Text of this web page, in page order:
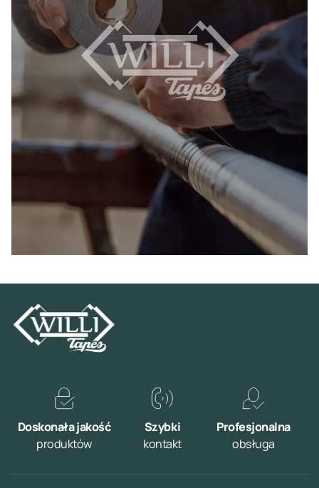
Doskonała jakość
produktów
Szybki
kontakt
Profesjonalna
obsługa